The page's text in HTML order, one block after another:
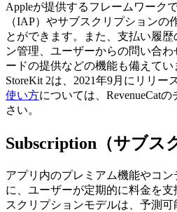
Appleが提供するフレームワーク
（IAP）やサブスクリプションの
とができます。
また、支払い履
ン管理、ユーザーからの問い合
ードの提供などの機能も備えてい
StoreKit 2は、2021年9月にリリー
使い方については、RevenueCat
さい。
Subscription（サブス
アプリ内のプレミアム機能やコ
に、ユーザーが定期的に料金を支
スクリプションモデルは、予測